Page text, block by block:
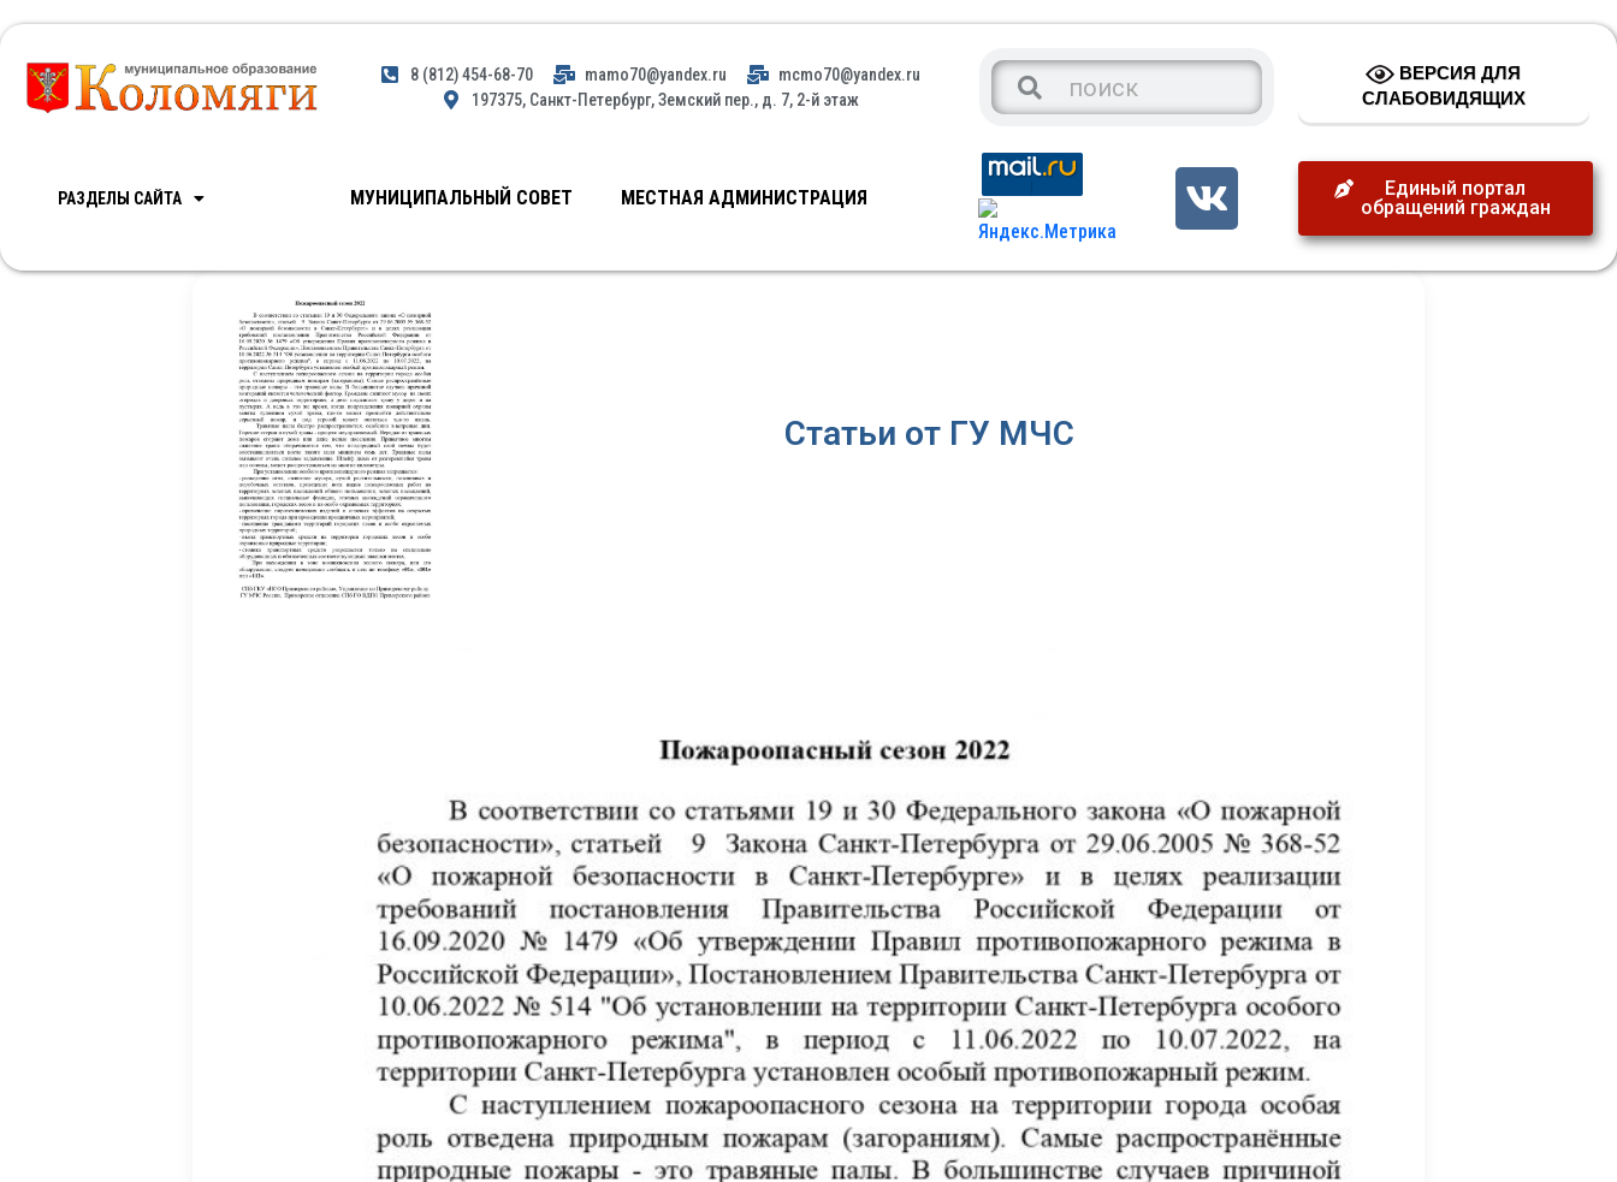
8 (812) 454-68-70 mamo70@yandex.ru
mcmo70@yandex.ru
197375, Санкт-Петербург, Земский пер., д. 7, 2-й этаж
ВЕРСИЯ ДЛЯ
СЛАБОВИДЯЩИХ
РАЗДЕЛЫ САЙТА МУНИЦИПАЛЬНЫЙ СОВЕТ МЕСТНАЯ АДМИНИСТРАЦИЯ
Единый портал
обращений граждан
Статьи от ГУ МЧС